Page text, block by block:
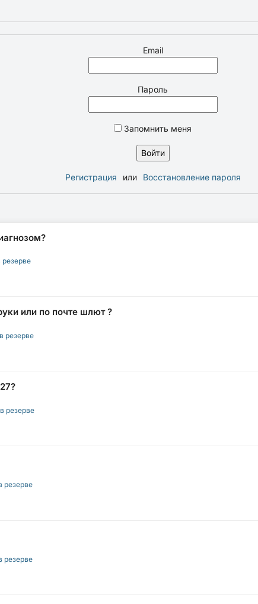
Email
Пароль
Запомнить меня
Регистрация или Восстановление пароля
или по почте шлют ?
резерве
резерве
резерве
резерве